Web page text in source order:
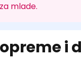
mlade.
i